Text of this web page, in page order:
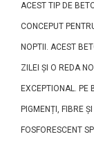
ACEST TIP DE
CONCEPUT
NOPTII. ACEST
ZILEI ȘI O REDA
EXCEPTIONAL. PE
PIGMENȚI, FIBRE
FOSFORESCENT